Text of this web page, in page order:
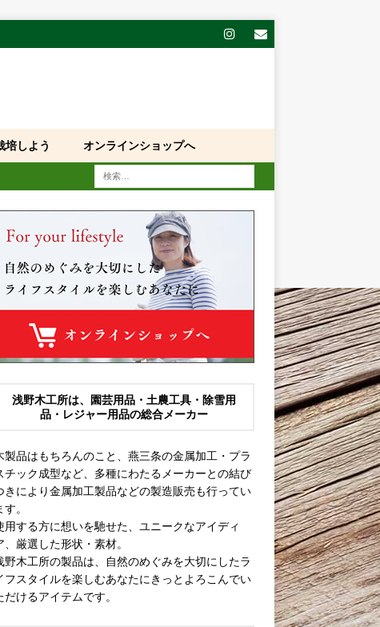
培しよう オンラインショップへ
浅野木工所は、園芸用品・土農工具・除雪用
品・レジャー用品の総合メーカー
製品はもちろんのこと、燕三条の金属加工・プラ
チック成型など、多種にわたるメーカーとの結び
きにより金属加工製品などの製造販売も行ってい
す。
用する方に想いを馳せた、ユニークなアイディ
、厳選した形状・素材。
野木工所の製品は、自然のめぐみを大切にしたラ
フスタイルを楽しむあなたにきっとよろこんでい
だけるアイテムです。